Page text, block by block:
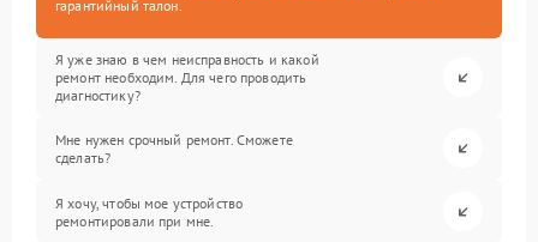
гарантийный талон.
Я уже знаю в чем неисправность и какой
ремонт необходим. Для чего проводить
диагностику?
Мне нужен срочный ремонт. Сможете
сделать?
Я хочу, чтобы мое устройство
ремонтировали при мне.